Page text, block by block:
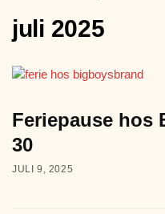
juli 2025
Feriepause hos
30
JULI 9, 2025